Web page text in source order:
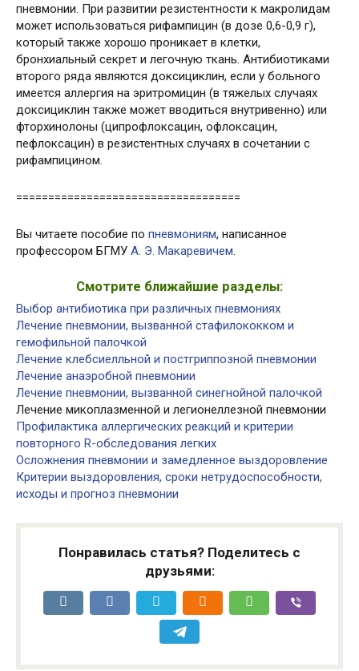
пневмонии. При развитии резистентности к макролидам
может использоваться рифампицин (в дозе 0,6-0,9 г),
который также хорошо проникает в клетки,
бронхиальный секрет и легочную ткань. Антибиотиками
второго ряда являются доксициклин, если у больного
имеется аллергия на эритромицин (в тяжелых случаях
доксициклин также может вводиться внутривенно) или
фторхинолоны (ципрофлоксацин, офлоксацин,
пефлоксацин) в резистентных случаях в сочетании с
рифампицином.
===================================
Вы читаете пособие по пневмониям, написанное
профессором БГМУ А. Э. Макаревичем.
Смотрите ближайшие разделы:
Выбор антибиотика при различных пневмониях
Лечение пневмонии, вызванной стафилококком и
гемофильной палочкой
Лечение клебсиелльной и постгриппозной пневмонии
Лечение анаэробной пневмонии
Лечение пневмонии, вызванной синегнойной палочкой
Лечение микоплазменной и легионеллезной пневмонии
Профилактика аллергических реакций и критерии
повторного R-обследования легких
Осложнения пневмонии и замедленное выздоровление
Критерии выздоровления, сроки нетрудоспособности,
исходы и прогноз пневмонии
Понравилась статья? Поделитесь с
друзьями: